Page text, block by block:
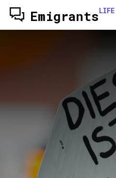
EmigrantsLIFE